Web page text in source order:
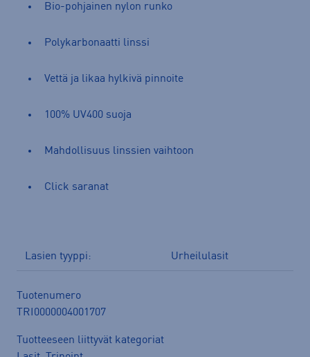
Bio-pohjainen nylon runko
Polykarbonaatti linssi
Vettä ja likaa hylkivä pinnoite
100% UV400 suoja
Mahdollisuus linssien vaihtoon
Click saranat
Lasien tyyppi: Urheilulasit
Tuotenumero
TRI0000004001707
Tuotteeseen liittyvät kategoriat